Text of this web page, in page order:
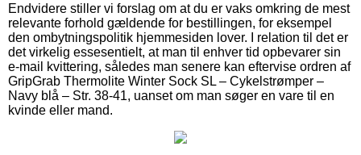
Endvidere stiller vi forslag om at du er vaks omkring de mest
relevante forhold gældende for bestillingen, for eksempel
den ombytningspolitik hjemmesiden lover. I relation til det er
det virkelig essesentielt, at man til enhver tid opbevarer sin
e-mail kvittering, således man senere kan eftervise ordren af
GripGrab Thermolite Winter Sock SL – Cykelstrømper –
Navy blå – Str. 38-41, uanset om man søger en vare til en
kvinde eller mand.